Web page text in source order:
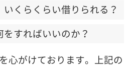
いくらくらい借りられる？
をすればいいのか？
心がけております。上記の